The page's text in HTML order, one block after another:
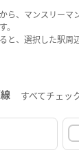
ら、マンスリーマ
。
と、選択した駅周
すべてチェッ